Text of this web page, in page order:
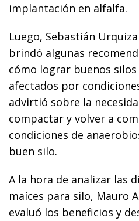
implantación en alfalfa.
Luego, Sebastián Urquiza
brindó algunas
cómo lograr buenos
afectados por
advirtió sobre la
compactar y volver a
condiciones de
buen silo.
A la hora de analizar las
maíces para silo, Mauro
evaluó los beneficios y